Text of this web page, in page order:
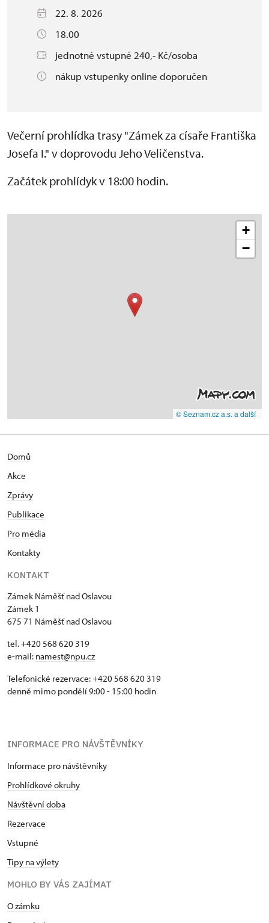
22. 8. 2026
18.00
jednotné vstupné 240,- Kč/osoba
nákup vstupenky online doporučen
Večerní prohlídka trasy "Zámek za císaře Františka
Josefa I." v doprovodu Jeho Veličenstva.
Začátek prohlídyk v 18:00 hodin.
+
−
© Seznam.cz a.s. a další
Domů
Akce
Zprávy
Publikace
Pro média
Kontakty
KONTAKT
Zámek Náměšť nad Oslavou
Zámek 1
675 71 Náměšť nad Oslavou
tel. +420 568 620 319
e-mail: namest@npu.cz
Telefonické rezervace: +420 568 620 319
denně mimo pondělí 9:00 - 15:00 hodin
INFORMACE PRO NÁVŠTĚVNÍKY
Informace pro návštěvníky
Prohlídkové okruhy
Návštěvní doba
Rezervace
Vstupné
Tipy na výlety
MOHLO BY VÁS ZAJÍMAT
O zámku